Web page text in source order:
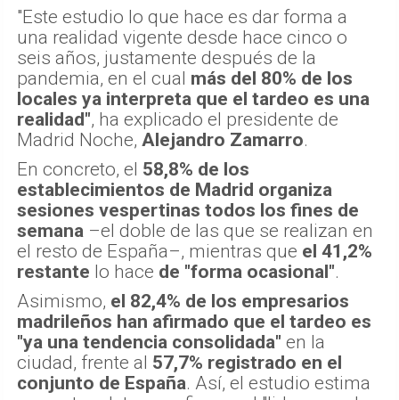
"Este estudio lo que hace es dar forma a
una realidad vigente desde hace cinco o
seis años, justamente después de la
pandemia, en el cual más del 80% de los
locales ya interpreta que el tardeo es una
realidad", ha explicado el presidente de
Madrid Noche, Alejandro Zamarro.
En concreto, el 58,8% de los
establecimientos de Madrid organiza
sesiones vespertinas todos los fines de
semana –el doble de las que se realizan en
el resto de España–, mientras que el 41,2%
restante lo hace de "forma ocasional".
Asimismo, el 82,4% de los empresarios
madrileños han afirmado que el tardeo es
"ya una tendencia consolidada" en la
ciudad, frente al 57,7% registrado en el
conjunto de España. Así, el estudio estima